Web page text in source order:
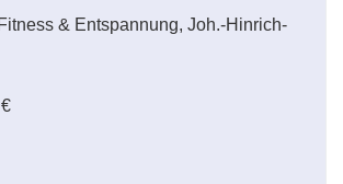
& Entspannung, Joh.-Hinrich-